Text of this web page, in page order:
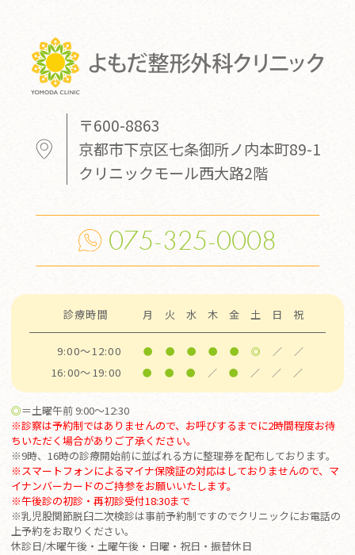
〒600-8863
京都市下京区七条御所ノ内本町89-1
クリニックモール西大路2階
075-325-0008
診療時間 月 火 水 木 金 土 日 祝
9:00～12:00 ● ● ● ● ● ◎ ／ ／
16:00～19:00 ● ● ● ／ ● ／ ／ ／
◎＝土曜午前 9:00～12:30
※診察は予約制ではありませんので、お呼びするまでに2時間程度お待
ちいただく場合がありご了承ください。
※9時、16時の診療開始前に並ばれる方に整理券を配布しております。
※スマートフォンによるマイナ保険証の対応はしておりませんので、マ
イナンバーカードのご持参をお願いいたします。
※午後診の初診・再初診受付18:30まで
※乳児股関節脱臼二次検診は事前予約制ですのでクリニックにお電話の
上予約をお取りください。
休診日/木曜午後・土曜午後・日曜・祝日・振替休日